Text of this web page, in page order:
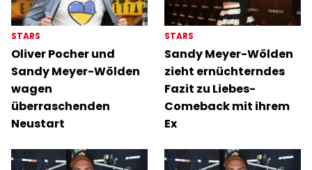
STARS
Oliver Pocher und
Sandy Meyer-Wölden
wagen
überraschenden
Neustart
STARS
Sandy Meyer-Wölden
zieht ernüchterndes
Fazit zu Liebes-
Comeback mit ihrem
Ex